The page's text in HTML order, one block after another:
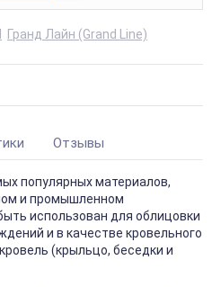
Гранд Лайн (Grand Line)
Отзывы
популярных материалов,
и промышленном
использован для облицовки
и в качестве кровельного
(крыльцо, беседки и